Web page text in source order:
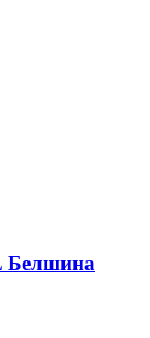
Белшина